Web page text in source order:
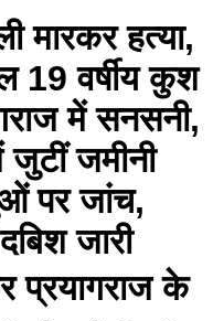
मारकर हत्या,
19 वर्षीय कुश
में सनसनी,
जमीनी
पर जांच,
जारी
प्रयागराज के